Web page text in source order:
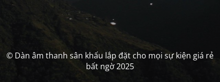
© Dàn âm thanh sân khấu lắp đặt cho mọi sự kiện giá rẻ
bất ngờ 2025